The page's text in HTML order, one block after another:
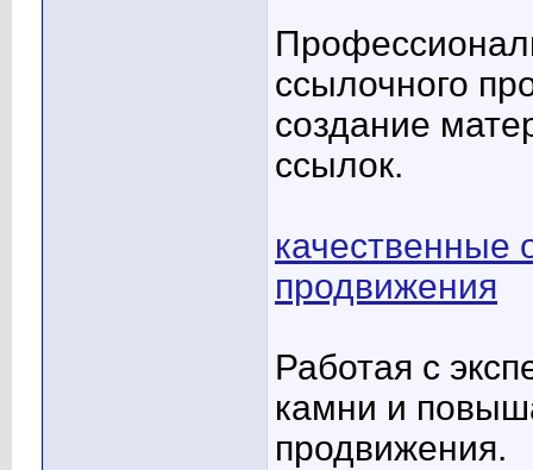
ссылочного
создание
ссылок.
качественные
продвижения
Работая с
камни и
продвижения.